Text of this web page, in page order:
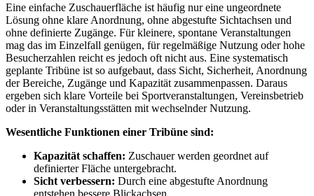
Eine einfache Zuschauerfläche ist häufig nur eine ungeordnete
Lösung ohne klare Anordnung, ohne abgestufte Sichtachsen und
ohne definierte Zugänge. Für kleinere, spontane Veranstaltungen
mag das im Einzelfall genügen, für regelmäßige Nutzung oder hohe
Besucherzahlen reicht es jedoch oft nicht aus. Eine systematisch
geplante Tribüne ist so aufgebaut, dass Sicht, Sicherheit, Anordnung
der Bereiche, Zugänge und Kapazität zusammenpassen. Daraus
ergeben sich klare Vorteile bei Sportveranstaltungen, Vereinsbetrieb
oder in Veranstaltungsstätten mit wechselnder Nutzung.
Wesentliche Funktionen einer Tribüne sind:
Kapazität schaffen: Zuschauer werden geordnet auf
definierter Fläche untergebracht.
Sicht verbessern: Durch eine abgestufte Anordnung
entstehen bessere Blickachsen.